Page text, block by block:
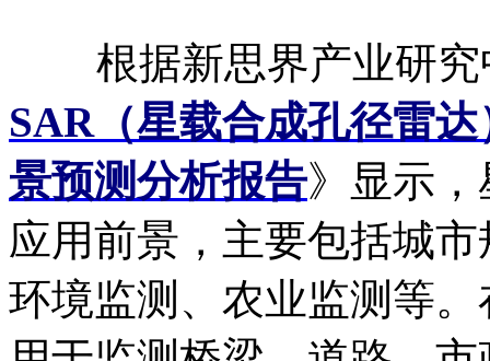
根据新思界产业研究
SAR（星载合成孔径雷
景预测分析报告》显示，
应用前景，主要包括城
环境监测、农业监测等